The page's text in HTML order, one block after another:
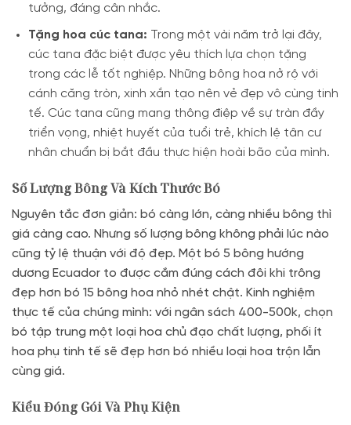
tưởng, đáng cân nhắc.
Tặng hoa cúc tana: Trong một vài năm trở lại đây,
cúc tana đặc biệt được yêu thích lựa chọn tặng
trong các lễ tốt nghiệp. Những bông hoa nở rộ với
cánh căng tròn, xinh xắn tạo nên vẻ đẹp vô cùng tinh
tế. Cúc tana cũng mang thông điệp về sự tràn đầy
triển vọng, nhiệt huyết của tuổi trẻ, khích lệ tân cư
nhân chuẩn bị bắt đầu thực hiện hoài bão của mình.
Số Lượng Bông Và Kích Thước Bó
Nguyên tắc đơn giản: bó càng lớn, càng nhiều bông thì
giá càng cao. Nhưng số lượng bông không phải lúc nào
cũng tỷ lệ thuận với độ đẹp. Một bó 5 bông hướng
dương Ecuador to được cắm đúng cách đôi khi trông
đẹp hơn bó 15 bông hoa nhỏ nhét chật. Kinh nghiệm
thực tế của chúng mình: với ngân sách 400-500k, chọn
bó tập trung một loại hoa chủ đạo chất lượng, phối ít
hoa phụ tinh tế sẽ đẹp hơn bó nhiều loại hoa trộn lẫn
cùng giá.
Kiểu Đóng Gói Và Phụ Kiện